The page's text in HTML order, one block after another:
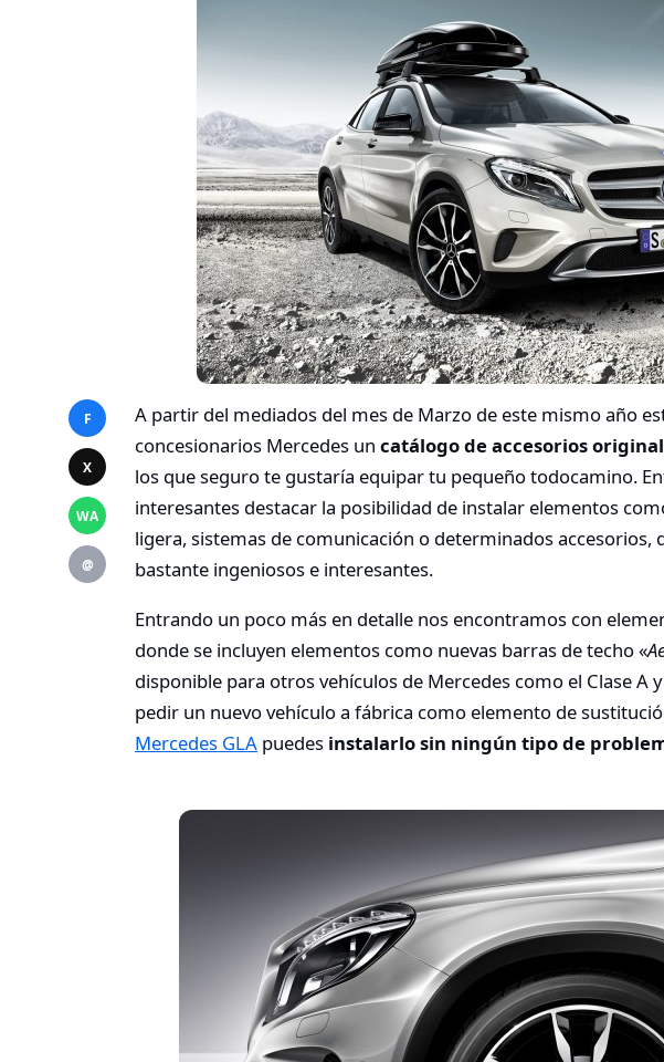
F
X
WA
@
A partir del mediados del mes de Marzo de este mismo año
concesionarios Mercedes un catálogo de accesorios
los que seguro te gustaría equipar tu pequeño todocamino.
interesantes destacar la posibilidad de instalar elementos
ligera, sistemas de comunicación o determinados accesorios,
bastante ingeniosos e interesantes.
Entrando un poco más en detalle nos encontramos con
donde se incluyen elementos como nuevas barras de techo «
disponible para otros vehículos de Mercedes como el Clase A
pedir un nuevo vehículo a fábrica como elemento de
Mercedes GLA puedes instalarlo sin ningún tipo de